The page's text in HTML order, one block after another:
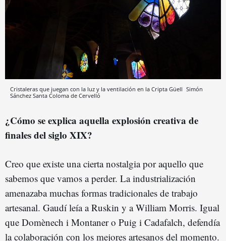
Cristaleras que juegan con la luz y la ventilación en la Cripta Güell Simón
Sánchez Santa Coloma de Cervelló
¿Cómo se explica aquella explosión creativa de
finales del siglo XIX?
Creo que existe una cierta nostalgia por aquello que
sabemos que vamos a perder. La industrialización
amenazaba muchas formas tradicionales de trabajo
artesanal. Gaudí leía a Ruskin y a William Morris. Igual
que Domènech i Montaner o Puig i Cadafalch, defendía
la colaboración con los mejores artesanos del momento.